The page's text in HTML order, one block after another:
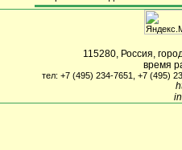
115280, Россия,
время
тел: +7 (495) 234-7651, +7 (495)